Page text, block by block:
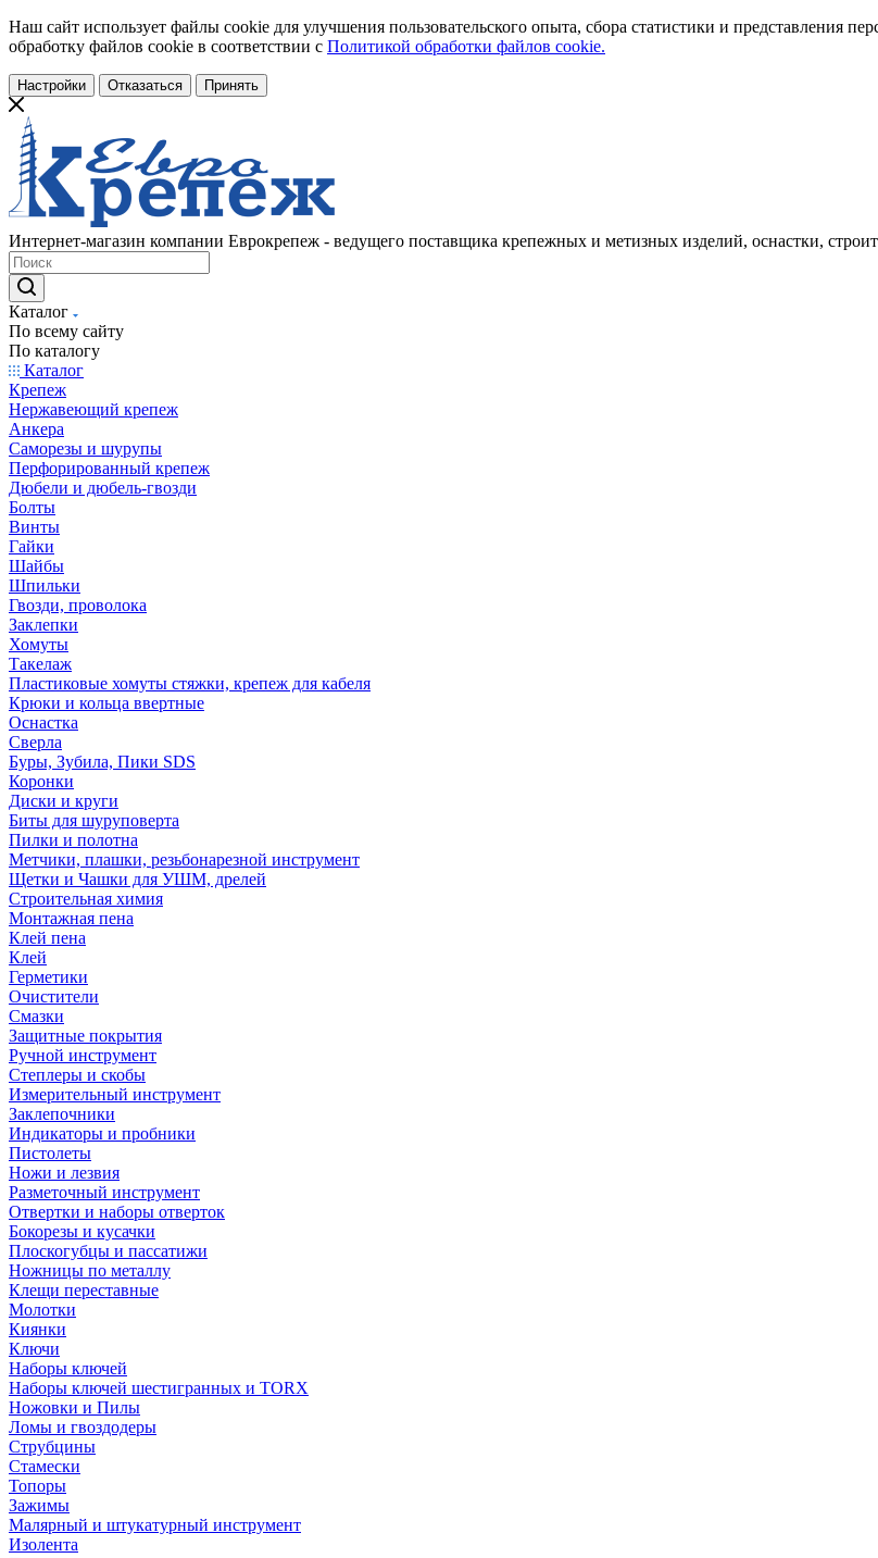
Наш сайт использует файлы cookie для улучшения пользовательского опыта, сбора статистики и представления
обработку файлов cookie в соответствии с Политикой обработки файлов cookie.
Настройки Отказаться Принять
Интернет-магазин компании Еврокрепеж - ведущего поставщика крепежных и метизных изделий, оснастки,
Каталог
По всему сайту
По каталогу
Каталог
Крепеж
Нержавеющий крепеж
Анкера
Саморезы и шурупы
Перфорированный крепеж
Дюбели и дюбель-гвозди
Болты
Винты
Гайки
Шайбы
Шпильки
Гвозди, проволока
Заклепки
Хомуты
Такелаж
Пластиковые хомуты стяжки, крепеж для кабеля
Крюки и кольца ввертные
Оснастка
Сверла
Буры, Зубила, Пики SDS
Коронки
Диски и круги
Биты для шуруповерта
Пилки и полотна
Метчики, плашки, резьбонарезной инструмент
Щетки и Чашки для УШМ, дрелей
Строительная химия
Монтажная пена
Клей пена
Клей
Герметики
Очистители
Смазки
Защитные покрытия
Ручной инструмент
Степлеры и скобы
Измерительный инструмент
Заклепочники
Индикаторы и пробники
Пистолеты
Ножи и лезвия
Разметочный инструмент
Отвертки и наборы отверток
Бокорезы и кусачки
Плоскогубцы и пассатижи
Ножницы по металлу
Клещи переставные
Молотки
Киянки
Ключи
Наборы ключей
Наборы ключей шестигранных и TORX
Ножовки и Пилы
Ломы и гвоздодеры
Струбцины
Стамески
Топоры
Зажимы
Малярный и штукатурный инструмент
Изолента